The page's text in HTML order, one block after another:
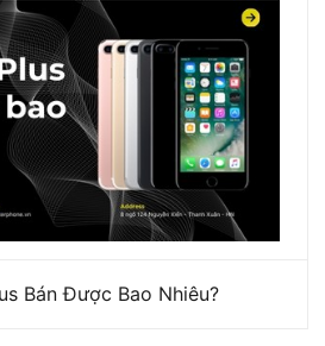
Bán Được Bao Nhiêu?